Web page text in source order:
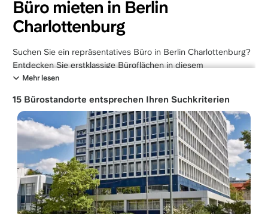
Büro mieten in Berlin
Charlottenburg
Suchen Sie ein repräsentatives Büro in Berlin Charlottenburg?
Entdecken Sie erstklassige Büroflächen in diesem
prestigeträchtigen Bezirk von
Mehr lesen
15 Bürostandorte entsprechen Ihren Suchkriterien